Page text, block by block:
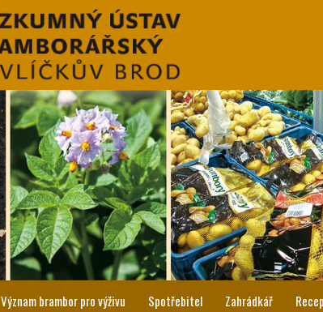
Význam brambor pro výživu Spotřebitel Zahrádkář